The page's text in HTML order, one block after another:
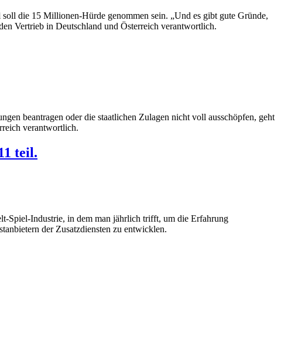
die 15 Millionen-Hürde genommen sein. „Und es gibt gute Gründe,
Vertrieb in Deutschland und Österreich verantwortlich.
beantragen oder die staatlichen Zulagen nicht voll ausschöpfen, geht
verantwortlich.
teil.
Spiel-Industrie, in dem man jährlich trifft, um die Erfahrung
der Zusatzdiensten zu entwicklen.